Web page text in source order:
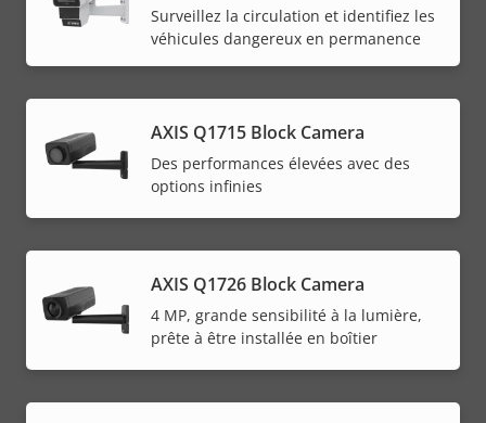
Surveillez la circulation et identifiez les
véhicules dangereux en permanence
AXIS Q1715 Block Camera
Des performances élevées avec des
options infinies
AXIS Q1726 Block Camera
4 MP, grande sensibilité à la lumière,
prête à être installée en boîtier